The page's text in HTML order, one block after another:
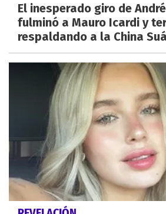
El inesperado giro de
fulminó a Mauro Icardi y
respaldando a la China